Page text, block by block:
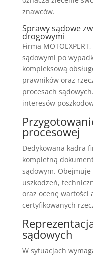
znawców.
Sprawy sądowe
drogowymi
Firma
sądowymi po
kompleksową
prawników oraz
procesach
interesów
procesowej
Dedykowana kadra
kompletną
sądowym. Obejmuje
uszkodzeń,
oraz ocenę wartości
certyfikowanych
sądowych
W sytuacjach